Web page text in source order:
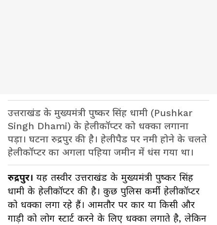
उत्तराखंड के मुख्यमंत्री पुष्कर सिंह धामी (Pushkar
Singh Dhami) के हेलीकॉप्टर को धक्का लगाना
पड़ा। घटना रुद्रपुर की है। हेलीपैड पर नमी होने के चलते
हेलीकॉप्टर का अगला पहिया जमीन में धंस गया था।
रुद्रपुर। यह तस्वीर उत्तराखंड के मुख्यमंत्री पुष्कर सिंह
धामी के हेलीकॉप्टर की है। कुछ पुलिस कर्मी हेलीकॉप्टर
को धक्का लगा रहे हैं। आमतौर पर कार या किसी और
गाड़ी को लोग स्टार्ट करने के लिए धक्का लगाते है, लेकिन